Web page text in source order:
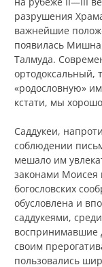
разрушения
важнейшие
появилась
Талмуда.
ортодоксальный,
«родословную»
кстати, мы
Саддукеи,
соблюдении
мешало им
законами Моисея
богословских
обусловлена и
саддукеями,
воспринимавшие
своим
пользовались